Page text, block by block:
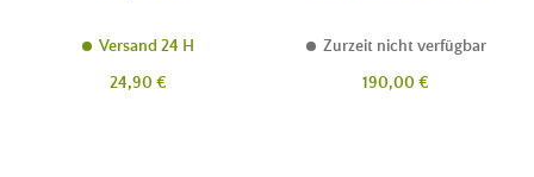
Versand 24 H
Preis
24,90 €
Zurzeit nicht verfügbar
Preis
190,00 €